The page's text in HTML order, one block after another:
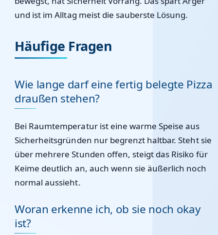
und ist im Alltag meist die sauberste Lösung.
Häufige Fragen
Wie lange darf eine fertig belegte Pizza
draußen stehen?
Bei Raumtemperatur ist eine warme Speise aus
Sicherheitsgründen nur begrenzt haltbar. Steht sie
über mehrere Stunden offen, steigt das Risiko für
Keime deutlich an, auch wenn sie äußerlich noch
normal aussieht.
Woran erkenne ich, ob sie noch okay
ist?